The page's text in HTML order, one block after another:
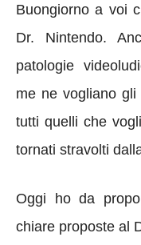
Buongiorno a voi
Dr. Nintendo.
patologie
me ne vogliano
tutti quelli che
tornati stravolti
Oggi ho da
chiare proposte al